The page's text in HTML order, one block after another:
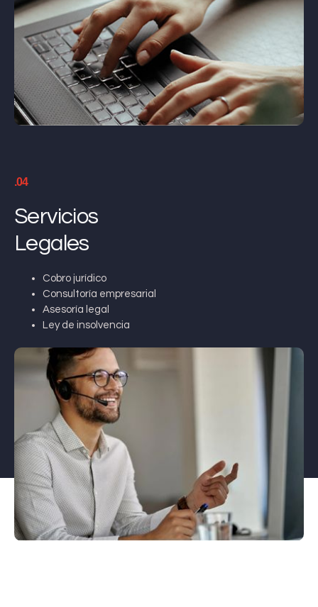
.04
Servicios
Legales
Cobro jurídico
Consultoría empresarial
Asesoría legal
Ley de insolvencia